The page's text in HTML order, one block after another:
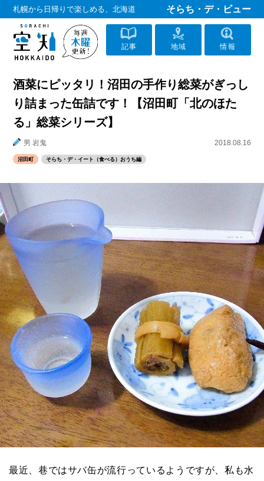
札幌から日帰りで楽しめる、北海道 そらち・デ・ビュー
記事 地域 情報
酒菜にピッタリ！沼田の手作り総菜がぎっし
り詰まった缶詰です！【沼田町「北のほた
る」総菜シリーズ】
男 岩鬼 2018.08.16
沼田町 そらち・デ・イート（食べる）おうち編
最近、巷ではサバ缶が流行っているようですが、私も水